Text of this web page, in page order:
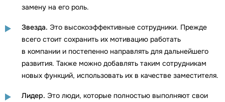
замену на его роль.
Звезда. Это высокоэффективные сотрудники. Прежде
всего стоит сохранить их мотивацию работать
в компании и постепенно направлять для дальнейшего
развития. Также можно добавлять таким сотрудникам
новых функций, использовать их в качестве заместителя.
Лидер. Это люди, которые полностью выполняют свои